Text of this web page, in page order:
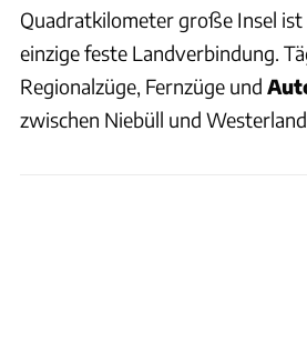
Quadratkilometer große Insel ist
einzige feste Landverbindung.
Regionalzüge, Fernzüge und
zwischen Niebüll und